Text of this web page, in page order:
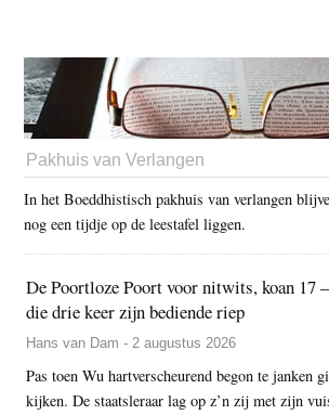
Pakhuis van Verlangen
In het Boeddhistisch pakhuis van verlangen
nog een tijdje op de leestafel liggen.
De Poortloze Poort voor nitwits, koan 17
die drie keer zijn bediende riep
Hans van Dam - 2 augustus 2026
Pas toen Wu hartverscheurend begon te janken
kijken. De staatsleraar lag op z’n zij met zijn